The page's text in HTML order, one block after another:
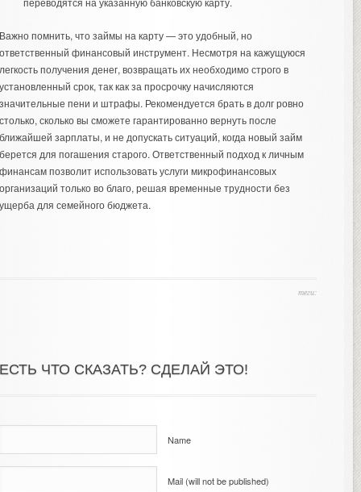
помнить, что займы на карту — это удобный, но
финансовый инструмент. Несмотря на кажущуюся
получения денег, возвращать их необходимо строго в
срок, так как за просрочку начисляются
пени и штрафы. Рекомендуется брать в долг ровно
сколько вы сможете гарантированно вернуть после
зарплаты, и не допускать ситуаций, когда новый займ
для погашения старого. Ответственный подход к личным
позволит использовать услуги микрофинансовых
только во благо, решая временные трудности без
для семейного бюджета.
теги:
ЧТО СКАЗАТЬ? СДЕЛАЙ ЭТО!
Name
Mail (will not be published)